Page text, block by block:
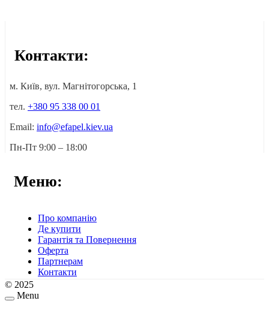
Контакти:
м. Київ, вул. Магнітогорська, 1
тел. +380 95 338 00 01
Email: info@efapel.kiev.ua
Пн-Пт 9:00 – 18:00
Меню:
Про компанію
Де купити
Гарантія та Повернення
Оферта
Партнерам
Контакти
© 2025
Menu